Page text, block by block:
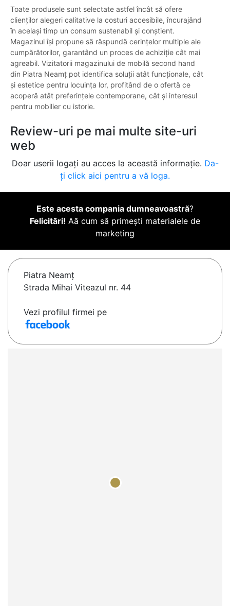
Toate produsele sunt selectate astfel încât să ofere
clienților alegeri calitative la costuri accesibile, încurajând
în același timp un consum sustenabil și conștient.
Magazinul își propune să răspundă cerințelor multiple ale
cumpărătorilor, garantând un proces de achiziție cât mai
agreabil. Vizitatorii magazinului de mobilă second hand
din Piatra Neamț pot identifica soluții atât funcționale, cât
și estetice pentru locuința lor, profitând de o ofertă ce
acoperă atât preferințele contemporane, cât și interesul
pentru mobilier cu istorie.
Review-uri pe mai multe site-uri
web
Doar userii logați au acces la această informație. Da-
ți click aici pentru a vă loga.
Este acesta compania dumneavoastră?
Felicitări! Aă cum să primești materialele de
marketing
Piatra Neamţ
Strada Mihai Viteazul nr. 44
Vezi profilul firmei pe